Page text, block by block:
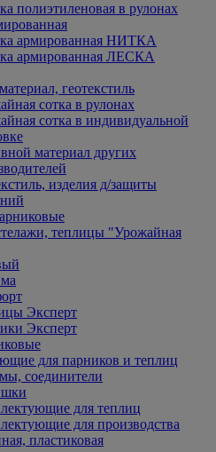
полиэтиленовая в рулонах
армированная НИТКА
армированная ЛЕСКА
геотекстиль
сотка в рулонах
сотка в индивидуальной
материал других
изделия д/защиты
теплицы "Урожайная
Эксперт
Эксперт
для парников и теплиц
соединители
для теплиц
для производства
пластиковая